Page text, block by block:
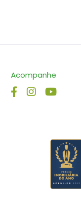
Acompanhe